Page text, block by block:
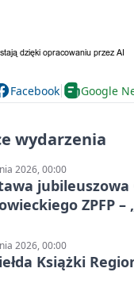
Facebook Google
wydarzenia
2026, 00:00
jubileuszowa
ZPFP –
2026, 00:00
Książki